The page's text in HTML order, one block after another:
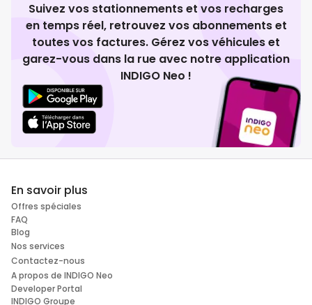
Suivez vos stationnements et vos recharges
en temps réel, retrouvez vos abonnements et
toutes vos factures. Gérez vos véhicules et
garez-vous dans la rue avec notre application
INDIGO Neo !
En savoir plus
Offres spéciales
FAQ
Blog
Nos services
Contactez-nous
A propos de INDIGO Neo
Developer Portal
INDIGO Groupe